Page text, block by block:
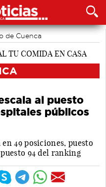
de Cuenca
al puesto
públicos
49 posiciones, puesto
94 del ranking